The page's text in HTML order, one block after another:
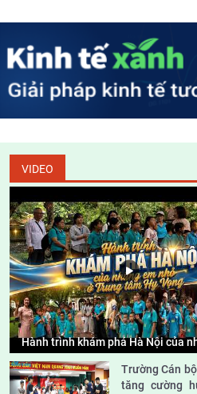
Tác
dự
Bản
Giải
Bắc
Độc
Tác
đối
Nhà
VIDEO
Hành trình khám phá Hà Nội của
Trường Cán
tăng cường